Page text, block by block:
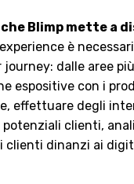
Blimp mette a
è
dalle aree
espositive con i
effettuare degli
clienti,
clienti dinanzi ai